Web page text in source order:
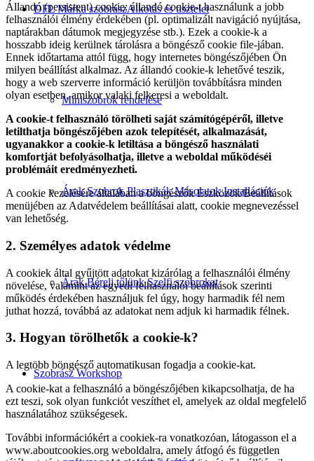
DFL Márka szobrászAlkotás és tisztelet
Miniszobrok rendelése
Árak Szobrok Plasztikák Másolatok Installációk
Árak Bérelj tőlünk Szelfi szobrokat
Szobrász Workshop
Állandó (persistent) cookie: állandó cookie-t használunk a jobb
felhasználói élmény érdekében (pl. optimalizált navigáció nyújtása,
naptárakban dátumok megjegyzése stb.). Ezek a cookie-k a
hosszabb ideig kerülnek tárolásra a böngésző cookie file-jában.
Ennek időtartama attól függ, hogy internetes böngészőjében Ön
milyen beállítást alkalmaz. Az állandó cookie-k lehetővé teszik,
hogy a web szerverre információ kerüljön továbbításra minden
olyan esetben, amikor valaki felkeresi a weboldalt.
A cookie-t felhasználó törölheti saját számítógépéről, illetve
letilthatja böngészőjében azok telepítését, alkalmazását,
ugyanakkor a cookie-k letiltása a böngésző használati
komfortját befolyásolhatja, illetve a weboldal működéséi
problémáit eredményezheti.
A cookie kezelésére általában a böngészők Eszközök/Beállítások
menüjében az Adatvédelem beállításai alatt, cookie megnevezéssel
van lehetőség.
2. Személyes adatok védelme
A cookie­k által gyűjtött adatokat kizárólag a felhasználói élmény
növelése, valamint az egyedi felhasználói beállítások szerinti
működés érdekében használjuk fel úgy, hogy harmadik fél nem
juthat hozzá, továbbá az adatokat nem adjuk ki harmadik félnek.
3. Hogyan törölhetők a cookie-k?
A legtöbb böngésző automatikusan fogadja a cookie-kat.
A cookie-kat a felhasználó a böngészőjében kikapcsolhatja, de ha
ezt teszi, sok olyan funkciót veszíthet el, amelyek az oldal megfelelő
használatához szükségesek.
További információkért a cookiek-ra vonatkozóan, látogasson el a
www.aboutcookies.org weboldalra, amely átfogó és független